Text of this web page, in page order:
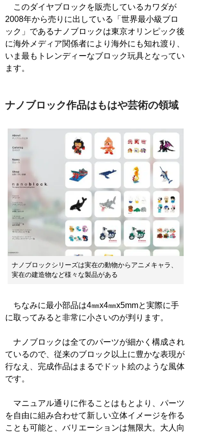
このダイヤブロックを販売しているカワダが
2008年から売りに出している「世界最小級ブロ
ック」であるナノブロックは東京オリンピック後
に海外メディア関係者により海外にも知れ渡り、
いま最もトレンディーなブロック玩具となってい
ます。
ナノブロック作品はもはや芸術の領域
ナノブロックシリーズは実在の動物からアニメキャラ、
実在の建造物など様々な製品がある
ちなみに最小部品は4㎜x4㎜x5mmと実際に手
に取ってみると非常に小さいのが判ります。
ナノブロックは全てのパーツが細かく構成され
ているので、従来のブロック以上に豊かな表現が
行なえ、完成作品はまるでドット絵のような風体
です。
マニュアル通りに作ることはもとより、パーツ
を自由に組み合わせて新しい立体イメージを作る
ことも可能と、バリエーションは無限大。大人向